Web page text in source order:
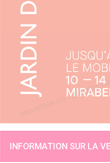
INFORMATION SUR LA